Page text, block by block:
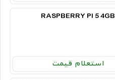
RASPBERRY PI 5 4GB
استعلام قیمت